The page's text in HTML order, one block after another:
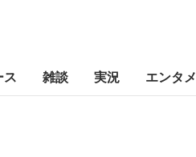
ス 雑談 実況 エンタメ